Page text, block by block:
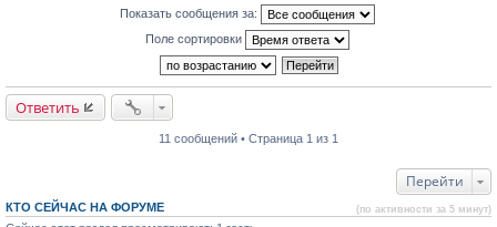
Показать сообщения за:
Поле сортировки
Ответить
11 сообщений • Страница 1 из 1
Перейти
КТО СЕЙЧАС НА ФОРУМЕ (по активности за 5 минут)